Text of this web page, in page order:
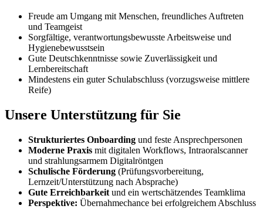
Freude am Umgang mit Menschen, freundliches Auftreten
und Teamgeist
Sorgfältige, verantwortungsbewusste Arbeitsweise und
Hygienebewusstsein
Gute Deutschkenntnisse sowie Zuverlässigkeit und
Lernbereitschaft
Mindestens ein guter Schulabschluss (vorzugsweise mittlere
Reife)
Unsere Unterstützung für Sie
Strukturiertes Onboarding und feste Ansprechpersonen
Moderne Praxis mit digitalen Workflows, Intraoralscanner
und strahlungsarmem Digitalröntgen
Schulische Förderung (Prüfungsvorbereitung,
Lernzeit/Unterstützung nach Absprache)
Gute Erreichbarkeit und ein wertschätzendes Teamklima
Perspektive: Übernahmechance bei erfolgreichem Abschluss